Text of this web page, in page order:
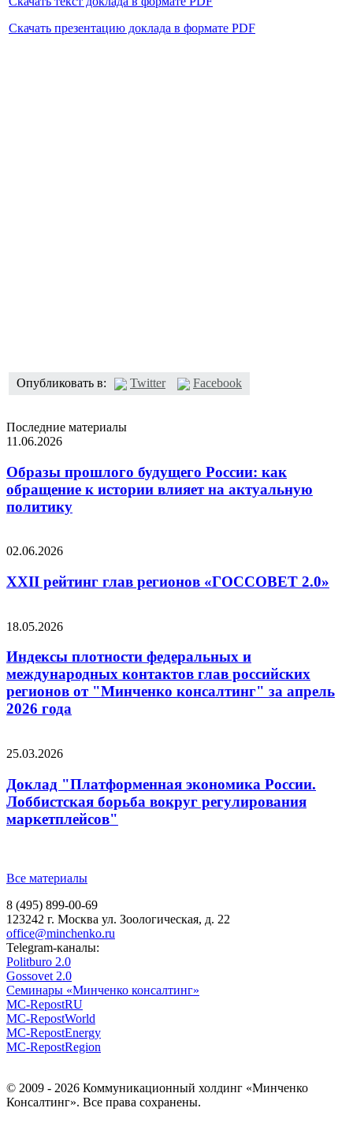
Скачать презентацию доклада в формате PDF
Опубликовать в: Twitter Facebook
Последние материалы
11.06.2026
Образы прошлого будущего России: как
обращение к истории влияет на актуальную
политику
02.06.2026
XXII рейтинг глав регионов «ГОССОВЕТ 2.0»
18.05.2026
Индексы плотности федеральных и
международных контактов глав российских
регионов от "Минченко консалтинг" за апрель
2026 года
25.03.2026
Доклад "Платформенная экономика России.
Лоббистская борьба вокруг регулирования
маркетплейсов"
Все материалы
8 (495) 899-00-69
123242 г. Москва ул. Зоологическая, д. 22
office@minchenko.ru
Telegram-каналы:
Politburo 2.0
Gossovet 2.0
Семинары «Минченко консалтинг»
MC-RepostRU
MC-RepostWorld
MC-RepostEnergy
MC-RepostRegion
© 2009 - 2026 Коммуникационный холдинг «Минченко
Консалтинг». Все права сохранены.